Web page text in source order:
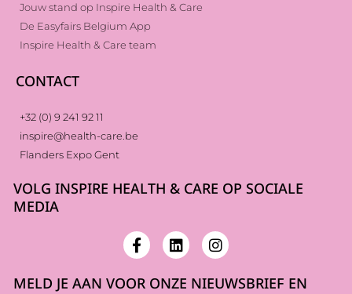
Jouw stand op Inspire Health & Care
De Easyfairs Belgium App
Inspire Health & Care team
CONTACT
+32 (0) 9 241 92 11
inspire@health-care.be
Flanders Expo Gent
VOLG INSPIRE HEALTH & CARE OP SOCIALE
MEDIA
MELD JE AAN VOOR ONZE NIEUWSBRIEF EN